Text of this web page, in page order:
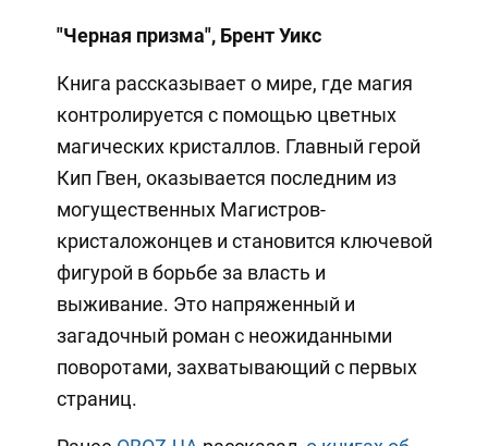
"Черная призма", Брент Уикс
Книга рассказывает о мире, где магия
контролируется с помощью цветных
магических кристаллов. Главный герой
Кип Гвен, оказывается последним из
могущественных Магистров-
кристаложонцев и становится ключевой
фигурой в борьбе за власть и
выживание. Это напряженный и
загадочный роман с неожиданными
поворотами, захватывающий с первых
страниц.